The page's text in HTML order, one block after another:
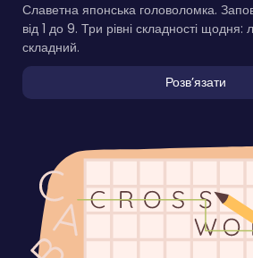
Славетна японська головоломка.
від 1 до 9. Три рівні складності щодня:
складний.
Розвʼязати